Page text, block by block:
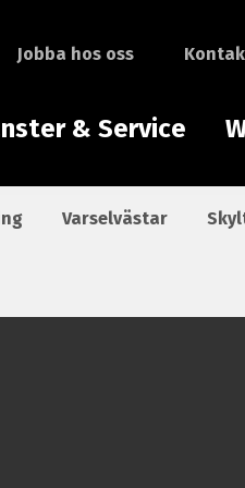
Jobba hos oss
& Service
Varselvästar